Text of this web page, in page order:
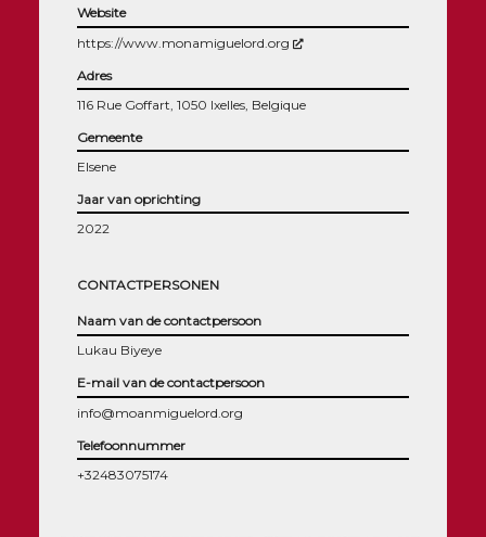
Website
https://www.monamiguelord.org (Nouvelle fenêtre)
Adres
116 Rue Goffart, 1050 Ixelles, Belgique
Gemeente
Elsene
Jaar van oprichting
2022
CONTACTPERSONEN
Naam van de contactpersoon
Lukau Biyeye
E-mail van de contactpersoon
info@moanmiguelord.org
Telefoonnummer
+32483075174